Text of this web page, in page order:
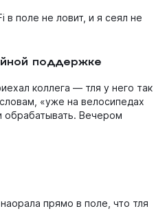
поле не ловит, и я сеял не
поддержке
коллега — тля у него так
«уже на велосипедах
обрабатывать. Вечером
прямо в поле, что тля